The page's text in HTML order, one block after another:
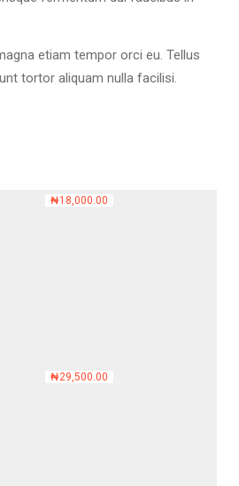
etiam tempor orci eu. Tellus
tortor aliquam nulla facilisi.
₦18,000.00
₦29,500.00